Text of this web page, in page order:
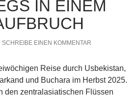
IN EINEM
SCHREIBE EINEN KOMMENTAR
Reise durch Usbekistan,
und Buchara im Herbst 2025.
den zentralasiatischen Flüssen